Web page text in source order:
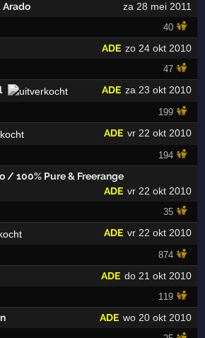
Arado za 28 mei 2011
40
zo 24 okt 2010
ADE
47
za 23 okt 2010
ADE
199
vr 22 okt 2010
ADE
194
/ 100% Pure & Freerange
vr 22 okt 2010
ADE
35
vr 22 okt 2010
ADE
874
do 21 okt 2010
ADE
119
wo 20 okt 2010
ADE